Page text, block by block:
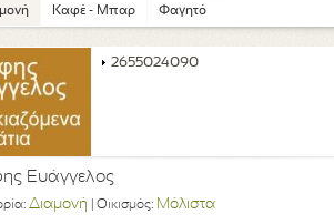
Καφέ - Μπαρ Φαγητό
2655024090
Ευάγγελος
Διαμονή | Οικισμός: Μόλιστα